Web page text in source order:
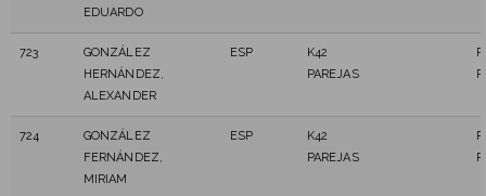
EDUARDO
723
GONZÁLEZ
HERNÁNDEZ,
ALEXANDER
ESP
K42
PAREJAS
724
GONZÁLEZ
FERNÁNDEZ,
MIRIAM
ESP
K42
PAREJAS